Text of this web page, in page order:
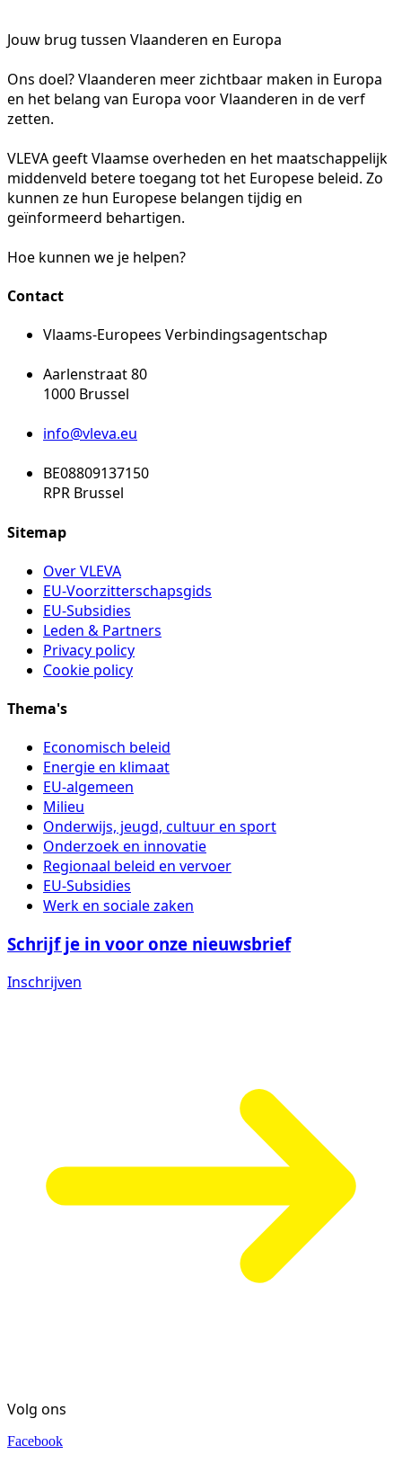
Jouw brug tussen Vlaanderen en Europa
Ons doel? Vlaanderen meer zichtbaar maken in Europa
en het belang van Europa voor Vlaanderen in de verf
zetten.
VLEVA geeft Vlaamse overheden en het maatschappelijk
middenveld betere toegang tot het Europese beleid. Zo
kunnen ze hun Europese belangen tijdig en
geïnformeerd behartigen.
Hoe kunnen we je helpen?
Contact
Vlaams-Europees Verbindingsagentschap
Aarlenstraat 80
1000 Brussel
info@vleva.eu
BE08809137150
RPR Brussel
Sitemap
Over VLEVA
EU-Voorzitterschapsgids
EU-Subsidies
Leden & Partners
Privacy policy
Cookie policy
Thema's
Economisch beleid
Energie en klimaat
EU-algemeen
Milieu
Onderwijs, jeugd, cultuur en sport
Onderzoek en innovatie
Regionaal beleid en vervoer
EU-Subsidies
Werk en sociale zaken
Schrijf je in voor onze nieuwsbrief
Inschrijven
Volg ons
Facebook